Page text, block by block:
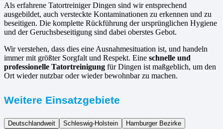
Als erfahrene Tatortreiniger Dingen sind wir entsprechend
ausgebildet, auch versteckte Kontaminationen zu erkennen und zu
beseitigen. Die komplette Rückführung der ursprünglichen Hygiene
und der Geruchsbeseitigung sind dabei oberstes Gebot.
Wir verstehen, dass dies eine Ausnahmesituation ist, und handeln
immer mit größter Sorgfalt und Respekt. Eine schnelle und
professionelle Tatortreinigung für Dingen ist maßgeblich, um den
Ort wieder nutzbar oder wieder bewohnbar zu machen.
Weitere Einsatzgebiete
Deutschlandweit Schleswig-Holstein
Hamburger Bezirke